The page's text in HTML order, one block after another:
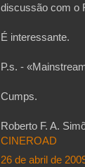
discussão com o
É interessante.
P.s. -
Cumps.
Roberto F. A.
CINEROAD
26 de abril de